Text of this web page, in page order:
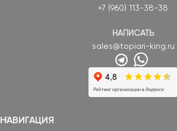
+7 (960) 113-38-38
НАПИСАТЬ
sales@topiari-king.ru
НАВИГАЦИЯ